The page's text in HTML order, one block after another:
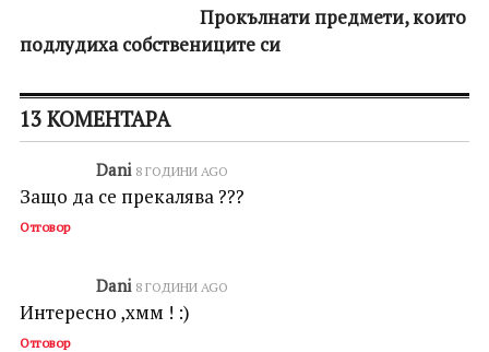
Прокълнати предмети, които
подлудиха собствениците си
13 КОМЕНТАРА
Dani 8 ГОДИНИ AGO
Защо да се прекалява ???
Отговор
Dani 8 ГОДИНИ AGO
Интересно ,хмм ! :)
Отговор